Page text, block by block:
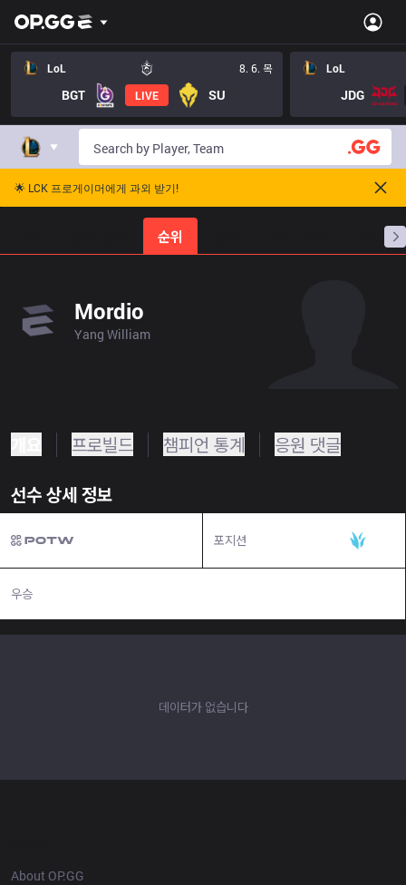
LoL 8. 6. 목
BGT LIVE SU
LoL
JDG
🌟 LCK 프로게이머에게 과외 받기!
순위 프로빌
Mordio
Yang William
프로빌드 챔피언 통계 응원 댓글
선수 상세 정보
포지션
우승
데이터가 없습니다
About OP.GG